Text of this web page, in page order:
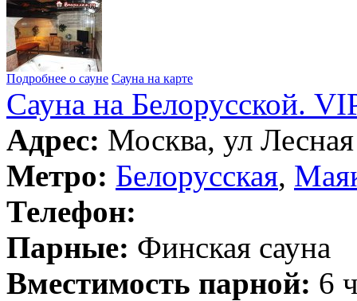
Подробнее о сауне Сауна на карте
Сауна на Белорусской.
Адрес: Москва, ул
Метро: Белорусская,
Телефон:
Парные: Финская сауна
Вместимость парной: 6